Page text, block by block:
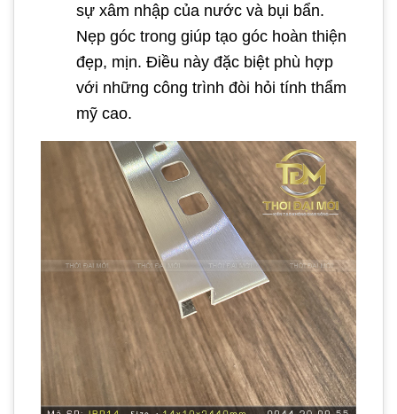
sự xâm nhập của nước và bụi bẩn.
Nẹp góc trong giúp tạo góc hoàn thiện
đẹp, mịn. Điều này đặc biệt phù hợp
với những công trình đòi hỏi tính thẩm
mỹ cao.